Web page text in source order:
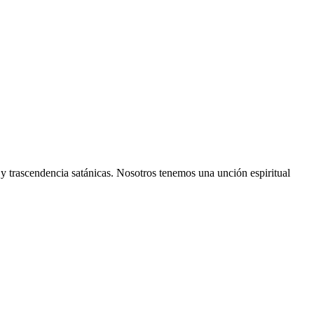
satánicas. Nosotros tenemos una unción espiritual